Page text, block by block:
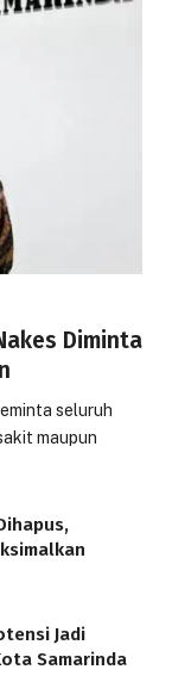
Diminta
seluruh
maupun
Jadi
Samarinda